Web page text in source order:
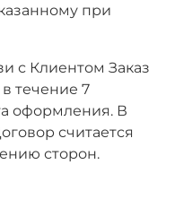
при
с Клиентом Заказ
течение 7
оформления. В
считается
сторон.